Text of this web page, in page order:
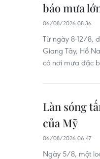
báo mưa
06/08/2026 08:36
Từ ngày 8-12/8,
Giang Tây, Hồ
có nơi mưa đặc
Làn sóng
của Mỹ
06/08/2026 06:47
Ngày 5/8, một